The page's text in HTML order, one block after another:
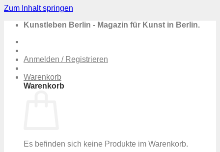
Zum Inhalt springen
Kunstleben Berlin - Magazin für Kunst in Berlin.
Anmelden / Registrieren
Warenkorb
Warenkorb
Es befinden sich keine Produkte im Warenkorb.